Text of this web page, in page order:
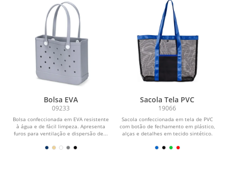
Bolsa EVA
09233
Bolsa confeccionada em EVA resistente
à água e de fácil limpeza. Apresenta
furos para ventilação e dispersão de...
Sacola Tela PVC
19066
Sacola confeccionada em tela de PVC
com botão de fechamento em plástico,
alças e detalhes em tecido sintético.